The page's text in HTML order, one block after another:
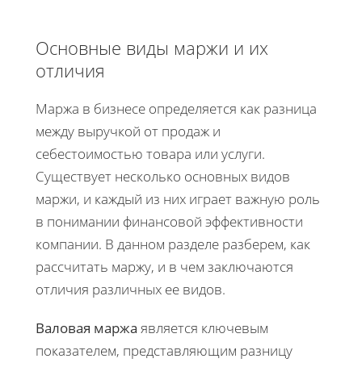
Основные виды маржи и их
отличия
Маржа в бизнесе определяется как разница
между выручкой от продаж и
себестоимостью товара или услуги.
Существует несколько основных видов
маржи, и каждый из них играет важную роль
в понимании финансовой эффективности
компании. В данном разделе разберем, как
рассчитать маржу, и в чем заключаются
отличия различных ее видов.
Валовая маржа является ключевым
показателем, представляющим разницу